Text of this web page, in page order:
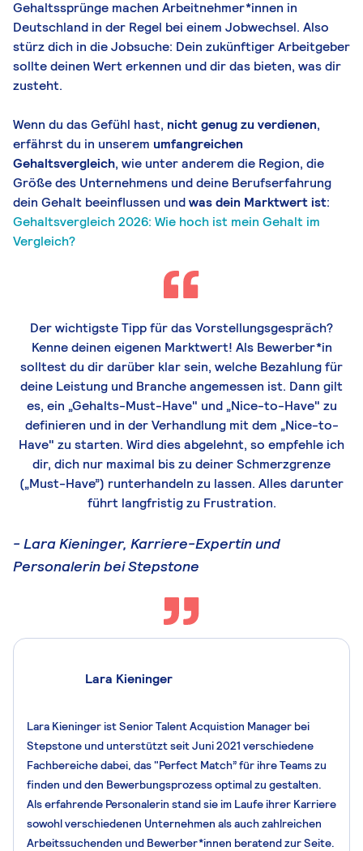
Gehaltssprünge machen Arbeitnehmer*innen in
Deutschland in der Regel bei einem Jobwechsel. Also
stürz dich in die Jobsuche: Dein zukünftiger Arbeitgeber
sollte deinen Wert erkennen und dir das bieten, was dir
zusteht.
Wenn du das Gefühl hast, nicht genug zu verdienen,
erfährst du in unserem umfangreichen
Gehaltsvergleich, wie unter anderem die Region, die
Größe des Unternehmens und deine Berufserfahrung
dein Gehalt beeinflussen undwas dein Marktwert ist:
Gehaltsvergleich 2026: Wie hoch ist mein Gehalt im
Vergleich?
Der wichtigste Tipp für das Vorstellungsgespräch?
Kennedeinen eigenen Marktwert! Als Bewerber*in
solltest du dir darüber klar sein, welche Bezahlung für
deine Leistung und Branche angemessen ist. Dann gilt
es, ein „Gehalts-Must-Have" und „Nice-to-Have" zu
definieren und in der Verhandlung mit dem „Nice-to-
Have" zu starten. Wird dies abgelehnt, so empfehle ich
dir, dich nur maximal bis zu deiner Schmerzgrenze
(„Must-Have”) runterhandeln zu lassen. Alles darunter
führt langfristig zu Frustration.
- Lara Kieninger, Karriere-Expertin und
Personalerin bei Stepstone
Lara Kieninger
Lara Kieninger ist Senior Talent Acquistion Manager bei
Stepstone und unterstützt seit Juni 2021 verschiedene
Fachbereiche dabei, das "Perfect Match” für ihre Teams zu
finden und den Bewerbungsprozess optimal zu gestalten.
Als erfahrende Personalerin stand sie im Laufe ihrer Karriere
sowohl verschiedenen Unternehmen als auch zahlreichen
Arbeitssuchenden und Bewerber*innen beratend zur Seite.